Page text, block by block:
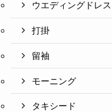
ウエディングドレス
打掛
留袖
モーニング
タキシード